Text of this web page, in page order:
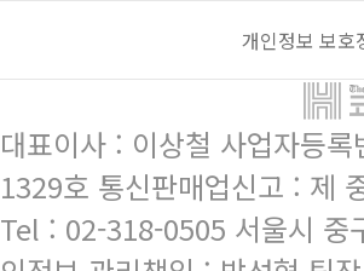
개인정보 보호
대표이사 : 이상철 사업자등
1329호 통신판매업신고 : 제
Tel : 02-318-0505 서울시 중